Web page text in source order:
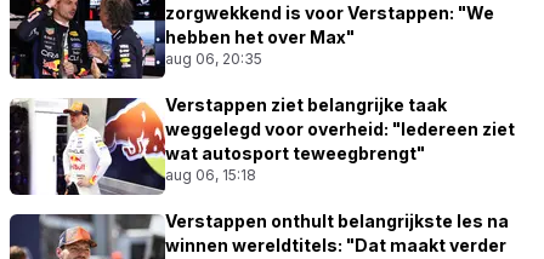
zorgwekkend is voor Verstappen: "We
hebben het over Max"
aug 06, 20:35
Verstappen ziet belangrijke taak
weggelegd voor overheid: "Iedereen ziet
wat autosport teweegbrengt"
aug 06, 15:18
Verstappen onthult belangrijkste les na
winnen wereldtitels: "Dat maakt verder